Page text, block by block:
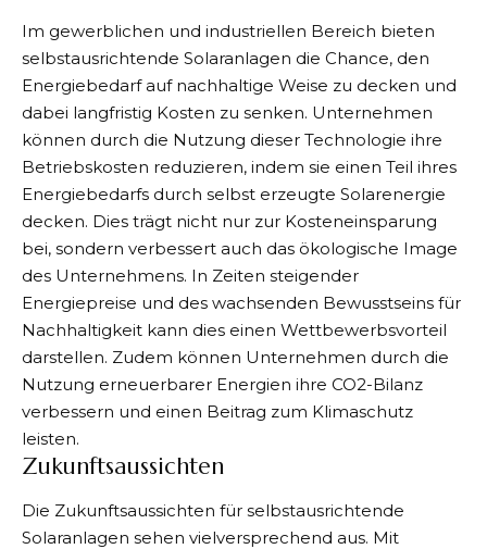
Im gewerblichen und industriellen Bereich bieten
selbstausrichtende Solaranlagen die Chance, den
Energiebedarf auf nachhaltige Weise zu decken und
dabei langfristig Kosten zu senken. Unternehmen
können durch die Nutzung dieser Technologie ihre
Betriebskosten reduzieren, indem sie einen Teil ihres
Energiebedarfs durch selbst erzeugte Solarenergie
decken. Dies trägt nicht nur zur Kosteneinsparung
bei, sondern verbessert auch das ökologische Image
des Unternehmens. In Zeiten steigender
Energiepreise und des wachsenden Bewusstseins für
Nachhaltigkeit kann dies einen Wettbewerbsvorteil
darstellen. Zudem können Unternehmen durch die
Nutzung erneuerbarer Energien ihre CO2-Bilanz
verbessern und einen Beitrag zum Klimaschutz
leisten.
Zukunftsaussichten
Die Zukunftsaussichten für selbstausrichtende
Solaranlagen sehen vielversprechend aus. Mit